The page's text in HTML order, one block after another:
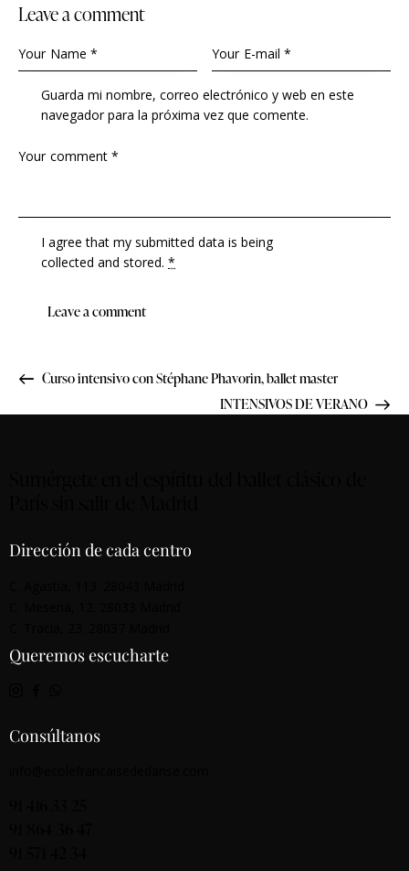
leave a comment
Guarda mi nombre, correo electrónico y web en este
navegador para la próxima vez que comente.
I agree that my submitted data is being
collected and stored.*
Curso intensivo con Stéphane Phavorin, ballet master
INTENSIVOS DE VERANO
Dirección de cada centro
Queremos escucharte
Consúltanos